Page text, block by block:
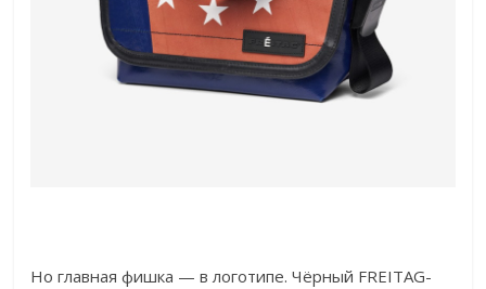
Но главная фишка — в логотипе. Чёрный FREITAG-